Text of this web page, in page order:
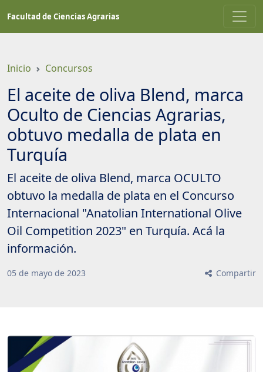
contenido
Facultad de Ciencias Agrarias
Inicio Concursos
El aceite de oliva Blend, marca
Oculto de Ciencias Agrarias,
obtuvo medalla de plata en
Turquía
El aceite de oliva Blend, marca OCULTO
obtuvo la medalla de plata en el Concurso
Internacional "Anatolian International Olive
Oil Competition 2023" en Turquía. Acá la
información.
05 de mayo de 2023 Compartir